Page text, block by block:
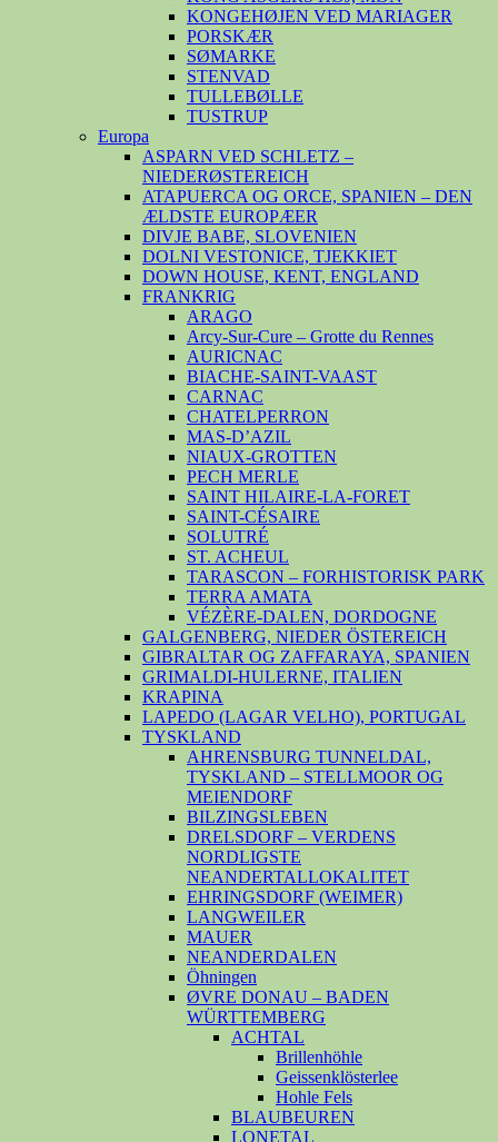
KONGEHØJEN VED MARIAGER
PORSKÆR
SØMARKE
STENVAD
TULLEBØLLE
TUSTRUP
Europa
ASPARN VED SCHLETZ –
NIEDERØSTEREICH
ATAPUERCA OG ORCE, SPANIEN – DEN
ÆLDSTE EUROPÆER
DIVJE BABE, SLOVENIEN
DOLNI VESTONICE, TJEKKIET
DOWN HOUSE, KENT, ENGLAND
FRANKRIG
ARAGO
Arcy-Sur-Cure – Grotte du Rennes
AURICNAC
BIACHE-SAINT-VAAST
CARNAC
CHATELPERRON
MAS-D’AZIL
NIAUX-GROTTEN
PECH MERLE
SAINT HILAIRE-LA-FORET
SAINT-CÉSAIRE
SOLUTRÉ
ST. ACHEUL
TARASCON – FORHISTORISK PARK
TERRA AMATA
VÉZÈRE-DALEN, DORDOGNE
GALGENBERG, NIEDER ÖSTEREICH
GIBRALTAR OG ZAFFARAYA, SPANIEN
GRIMALDI-HULERNE, ITALIEN
KRAPINA
LAPEDO (LAGAR VELHO), PORTUGAL
TYSKLAND
AHRENSBURG TUNNELDAL,
TYSKLAND – STELLMOOR OG
MEIENDORF
BILZINGSLEBEN
DRELSDORF – VERDENS
NORDLIGSTE
NEANDERTALLOKALITET
EHRINGSDORF (WEIMER)
LANGWEILER
MAUER
NEANDERDALEN
Öhningen
ØVRE DONAU – BADEN
WÜRTTEMBERG
ACHTAL
Brillenhöhle
Geissenklösterlee
Hohle Fels
BLAUBEUREN
LONETAL